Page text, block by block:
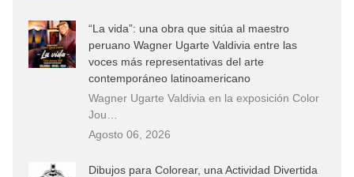
“La vida”: una obra que sitúa al maestro
peruano Wagner Ugarte Valdivia entre las
voces más representativas del arte
contemporáneo latinoamericano
Wagner Ugarte Valdivia en la exposición Color
Jou…
Agosto 06, 2026
Dibujos para Colorear, una Actividad Divertida